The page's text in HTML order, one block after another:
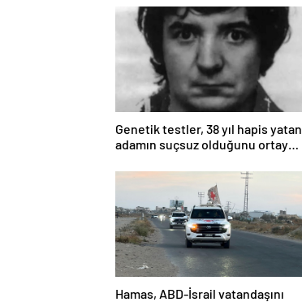
Genetik testler, 38 yıl hapis yatan
adamın suçsuz olduğunu ortaya
Hamas, ABD-İsrail vatandaşını